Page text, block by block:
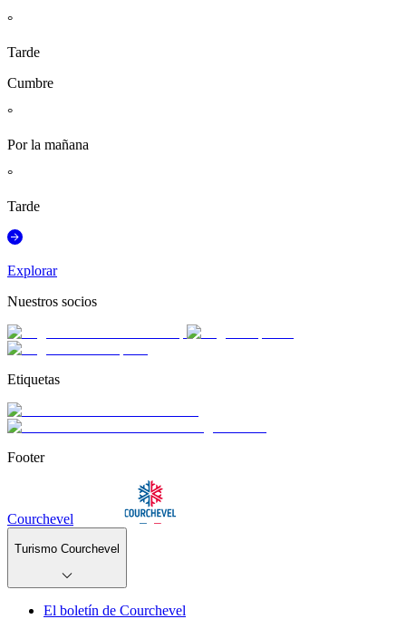
°
Tarde
Cumbre
°
Por la mañana
°
Tarde
Explorar
Nuestros socios
Etiquetas
Footer
Courchevel
Turismo Courchevel
El boletín de Courchevel